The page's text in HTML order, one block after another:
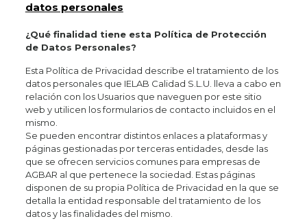
datos personales
¿Qué finalidad tiene esta Política de Protección
de Datos Personales?
Esta Política de Privacidad describe el tratamiento de los
datos personales que IELAB Calidad S.L.U. lleva a cabo en
relación con los Usuarios que naveguen por este sitio
web y utilicen los formularios de contacto incluidos en el
mismo.
Se pueden encontrar distintos enlaces a plataformas y
páginas gestionadas por terceras entidades, desde las
que se ofrecen servicios comunes para empresas de
AGBAR al que pertenece la sociedad. Estas páginas
disponen de su propia Política de Privacidad en la que se
detalla la entidad responsable del tratamiento de los
datos y las finalidades del mismo.